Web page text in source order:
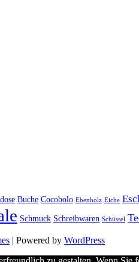
Buche Cocobolo Ebenholz Eiche
Schmuck Schreibwaren Schüssel
| Powered by WordPress